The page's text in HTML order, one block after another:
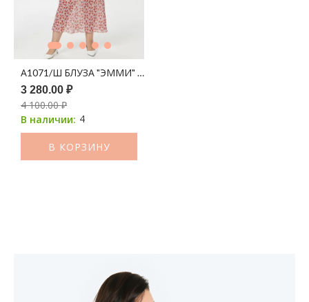
А1071/Ш БЛУЗА "ЭММИ" АЙВОРИ ПРИНТ ЦВЕТЫ
3 280.00 ₽
4 100.00 ₽
В наличии: 4
В КОРЗИНУ